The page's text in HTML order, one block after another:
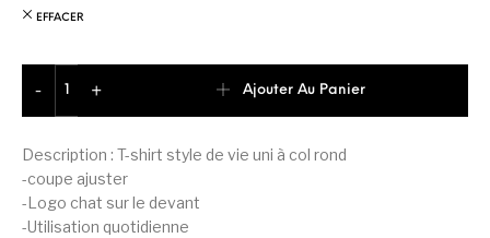
Description : T-shirt style de vie uni à col rond
-coupe ajuster
-Logo chat sur le devant
-Utilisation quotidienne
EFFACER
-
+
Ajouter Au Panier